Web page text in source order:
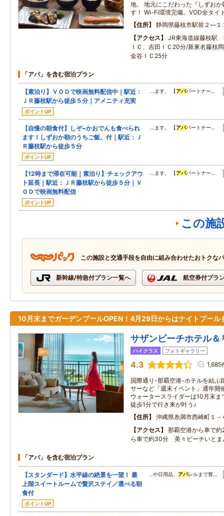
地。 地元にこだわった『しずお
す！ Wi-Fi環境完備。VOD全
住所
静岡県藤枝市駅前２―
アクセス
JR東海道線藤枝駅
ＩＣ、吉田ＩＣ20分/新東名藤枝
金谷ＩＣ25分
「アパ」を含む宿泊プラン
【素泊り】ＶＯＤで映画無料配信中｜駅近：
ＪＲ藤枝駅から徒歩５分｜アメニティ充実
ポイントUP
…ます。 【アパパートナー…
【自慢の朝食付】しぞ~かおでんも食べられ
ます！しずおか朝のうちご飯。付｜駅近：Ｊ
Ｒ藤枝駅から徒歩５分
ポイントUP
…ます。 【アパパートナー…
【12時まで滞在可能｜素泊り】チェックアウ
ト延長｜駅近：ＪＲ藤枝駅から徒歩５分｜Ｖ
ＯＤで映画無料配信
ポイントUP
…ます。 【アパパートナー…
この施
この施設と交通手段を自由に組み合わせたおトクな
新幹線/特急付プラン一覧へ 航空券付プラ
10月末までガーデンプールOPEN！4月29日からはナイトプール
サザンビーチホテル＆
ハイクラス フォトギャラリー
4.3 1,685
国際通り-那覇空港-ホテルを結
サーなど「週末イベント」通年開
ウォータースライダーは10月末
徒歩1分で行き来が叶う♪
住所
沖縄県糸満市西崎町１－
アクセス
那覇空港から車で
ら車で約30分 美々ビーチいとま
「アパ」を含む宿泊プラン
【スタンダード】水平線の絶景を一望！ 最
上階スイートルームで贅沢ステイ／選べる朝
食付
ポイントUP
…や日用品、 アパレルまで豊…